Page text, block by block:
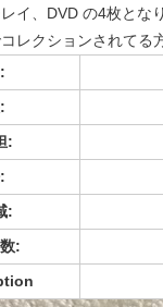
イ、DVD の4枚とな
レクションされてる
:
:
: